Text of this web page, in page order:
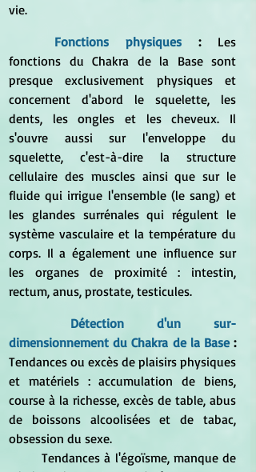
vie.
Fonctions physiques : Les
fonctions du Chakra de la Base sont
presque exclusivement physiques et
concernent d'abord le squelette, les
dents, les ongles et les cheveux. Il
s'ouvre aussi sur l'enveloppe du
squelette, c'est-à-dire la structure
cellulaire des muscles ainsi que sur le
fluide qui irrigue l'ensemble (le sang) et
les glandes surrénales qui régulent le
système vasculaire et la température du
corps. Il a également une influence sur
les organes de proximité : intestin,
rectum, anus, prostate, testicules.
Détection d'un sur-
dimensionnement du Chakra de la Base :
Tendances ou excès de plaisirs physiques
et matériels : accumulation de biens,
course à la richesse, excès de table, abus
de boissons alcoolisées et de tabac,
obsession du sexe.
	Tendances à l'égoïsme, manque de